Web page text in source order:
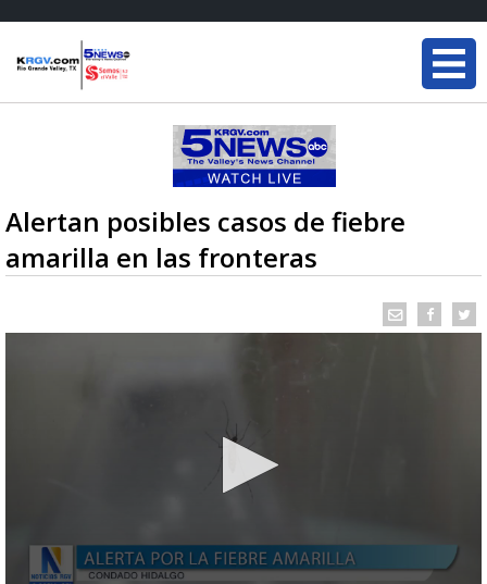
Alertan posibles casos de fiebre
amarilla en las fronteras